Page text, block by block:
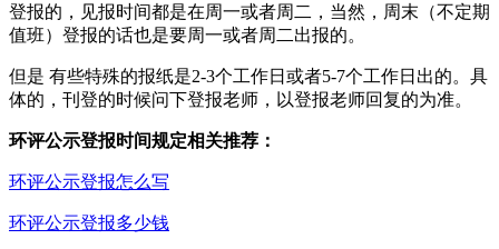
登报的，见报时间都是在周一或者周二，当然，周末（不定期
值班）登报的话也是要周一或者周二出报的。
但是 有些特殊的报纸是2-3个工作日或者5-7个工作日出的。具
体的，刊登的时候问下登报老师，以登报老师回复的为准。
环评公示登报时间规定相关推荐：
环评公示登报怎么写
环评公示登报多少钱